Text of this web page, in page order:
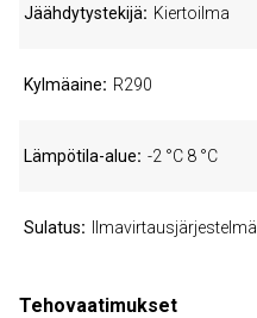
Jäähdytystekijä Kiertoilma
Kylmäaine R290
Lämpötila-alue -2 °C 8 °C
Sulatus Ilmavirtausjärjestelmä
Tehovaatimukset